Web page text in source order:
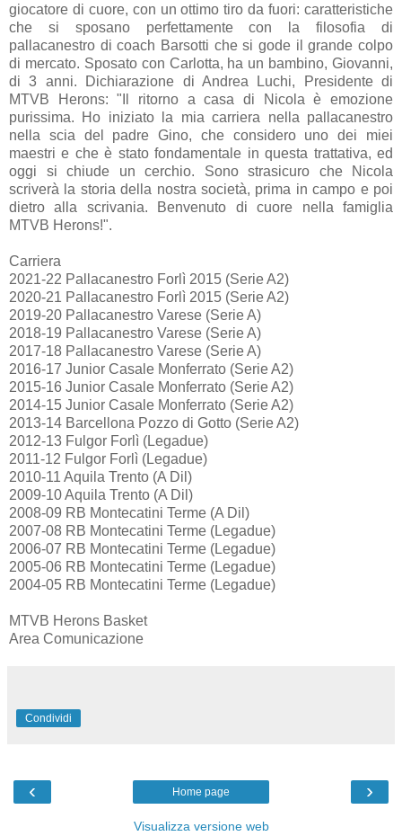
giocatore di cuore, con un ottimo tiro da fuori: caratteristiche
che si sposano perfettamente con la filosofia di
pallacanestro di coach Barsotti che si gode il grande colpo
di mercato. Sposato con Carlotta, ha un bambino, Giovanni,
di 3 anni. Dichiarazione di Andrea Luchi, Presidente di
MTVB Herons: "Il ritorno a casa di Nicola è emozione
purissima. Ho iniziato la mia carriera nella pallacanestro
nella scia del padre Gino, che considero uno dei miei
maestri e che è stato fondamentale in questa trattativa, ed
oggi si chiude un cerchio. Sono strasicuro che Nicola
scriverà la storia della nostra società, prima in campo e poi
dietro alla scrivania. Benvenuto di cuore nella famiglia
MTVB Herons!".
Carriera
2021-22 Pallacanestro Forlì 2015 (Serie A2)
2020-21 Pallacanestro Forlì 2015 (Serie A2)
2019-20 Pallacanestro Varese (Serie A)
2018-19 Pallacanestro Varese (Serie A)
2017-18 Pallacanestro Varese (Serie A)
2016-17 Junior Casale Monferrato (Serie A2)
2015-16 Junior Casale Monferrato (Serie A2)
2014-15 Junior Casale Monferrato (Serie A2)
2013-14 Barcellona Pozzo di Gotto (Serie A2)
2012-13 Fulgor Forlì (Legadue)
2011-12 Fulgor Forlì (Legadue)
2010-11 Aquila Trento (A Dil)
2009-10 Aquila Trento (A Dil)
2008-09 RB Montecatini Terme (A Dil)
2007-08 RB Montecatini Terme (Legadue)
2006-07 RB Montecatini Terme (Legadue)
2005-06 RB Montecatini Terme (Legadue)
2004-05 RB Montecatini Terme (Legadue)
MTVB Herons Basket
Area Comunicazione
Condividi
‹ ›
Home page
Visualizza versione web